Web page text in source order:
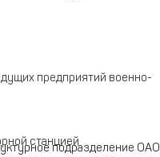
предприятий военно-
станциейподразделение ОАО